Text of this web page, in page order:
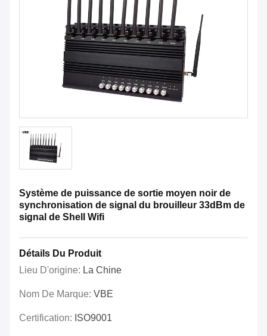
Système de puissance de sortie moyen noir de
synchronisation de signal du brouilleur 33dBm de
signal de Shell Wifi
Détails Du Produit
Lieu D'origine: La Chine
Nom De Marque: VBE
Certification: ISO9001